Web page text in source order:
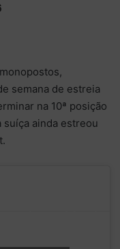
semana de estreia
na 10ª posição
suíça ainda estreou